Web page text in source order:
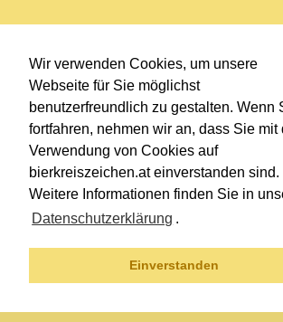
Wir verwenden Cookies, um unsere
Webseite für Sie möglichst
benutzerfreundlich zu gestalten. Wenn
fortfahren, nehmen wir an, dass Sie mit
Verwendung von Cookies auf
bierkreiszeichen.at einverstanden sind.
Weitere Informationen finden Sie in
Datenschutzerklärung .
Einverstanden
Sie befinden sich auf https://
im Pfad:Bierkreiszeichen/Gesammelte
Erstellt: 2026-08-07
Links
Impressum
Datenschutzerklärung